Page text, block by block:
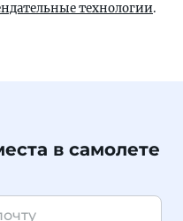
технологии.
в самолете